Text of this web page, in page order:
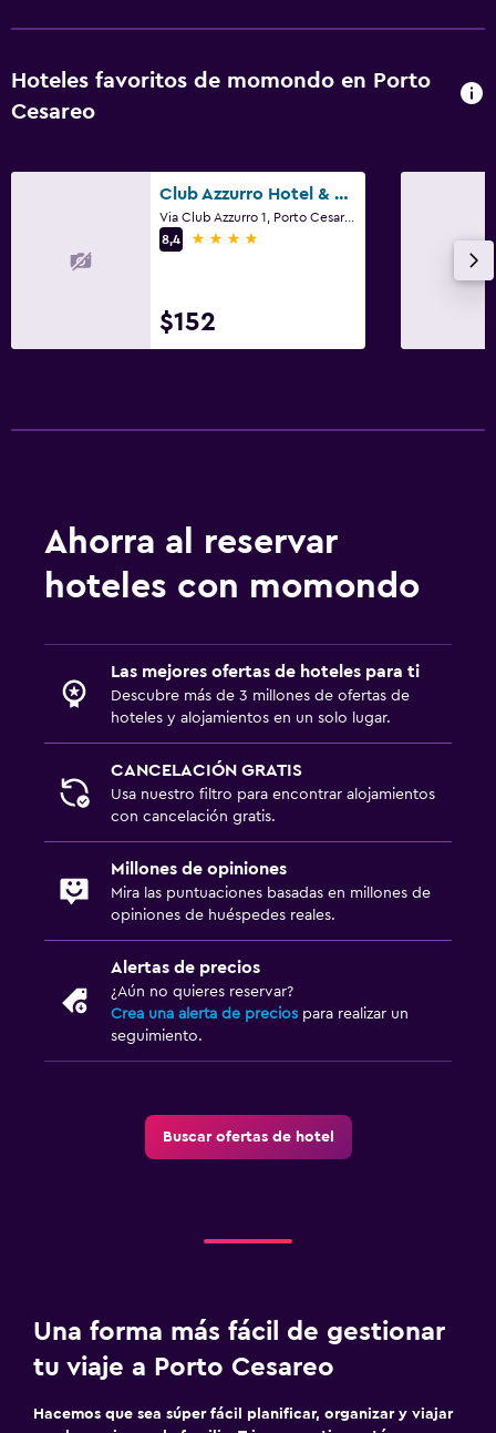
Zona de trabajo
Hoteles favoritos de momondo en Porto
Cesareo
Club Azzurro Hotel & Resort
Via Club Azzurro 1, Porto Cesareo, Provincia de Lecce
8,4
4 estrellas
$152
Ahorra al reservar
hoteles con momondo
Las mejores ofertas de hoteles para ti
Descubre más de 3 millones de ofertas de
hoteles y alojamientos en un solo lugar.
CANCELACIÓN GRATIS
Usa nuestro filtro para encontrar alojamientos
con cancelación gratis.
Millones de opiniones
Mira las puntuaciones basadas en millones de
opiniones de huéspedes reales.
Alertas de precios
¿Aún no quieres reservar?
Crea una alerta de precios para realizar un
seguimiento.
Buscar ofertas de hotel
Una forma más fácil de gestionar
tu viaje a Porto Cesareo
Hacemos que sea súper fácil planificar, organizar y viajar